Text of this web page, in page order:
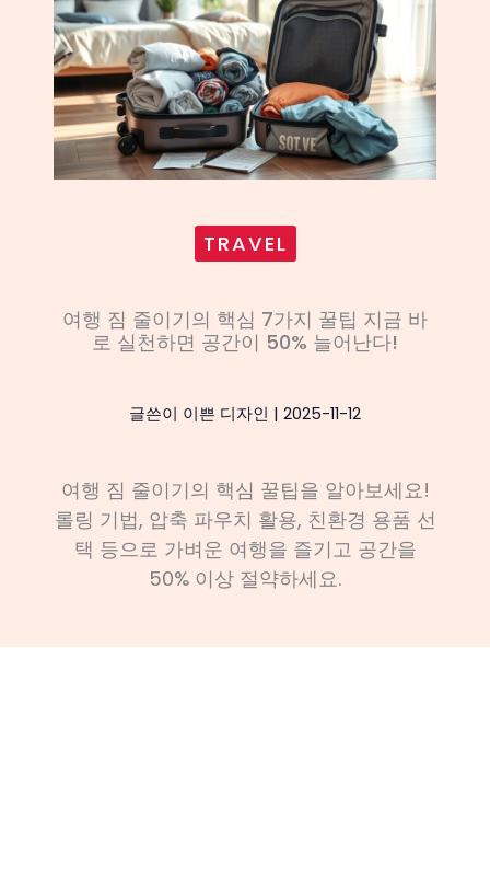
TRAVEL
여행 짐 줄이기의 핵심 7가지 꿀팁 지금 바
로 실천하면 공간이 50% 늘어난다!
글쓴이 이쁜 디자인 | 2025-11-12
여행 짐 줄이기의 핵심 꿀팁을 알아보세요!
롤링 기법, 압축 파우치 활용, 친환경 용품 선
택 등으로 가벼운 여행을 즐기고 공간을
50% 이상 절약하세요.